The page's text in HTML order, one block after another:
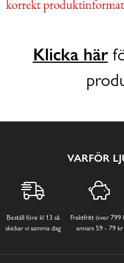
Klicka här
VARFÖR
Beställ före kl 13 så
skickar vi samma dag
Fraktfritt över 799
annars 59 - 79 kr